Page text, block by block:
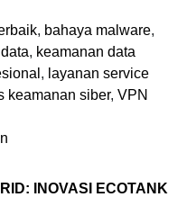
, bahaya malware,
, keamanan data
, layanan service
keamanan siber, VPN
INOVASI ECOTANK